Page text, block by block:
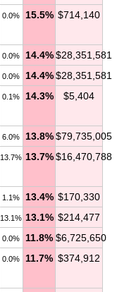
0.0% 15.5% $714,140
0.0% 14.4% $28,351,581
0.0% 14.4% $28,351,581
0.1% 14.3% $5,404
6.0% 13.8% $79,735,005
13.7% 13.7% $16,470,788
1.1% 13.4% $170,330
13.1% 13.1% $214,477
0.0% 11.8% $6,725,650
0.0% 11.7% $374,912